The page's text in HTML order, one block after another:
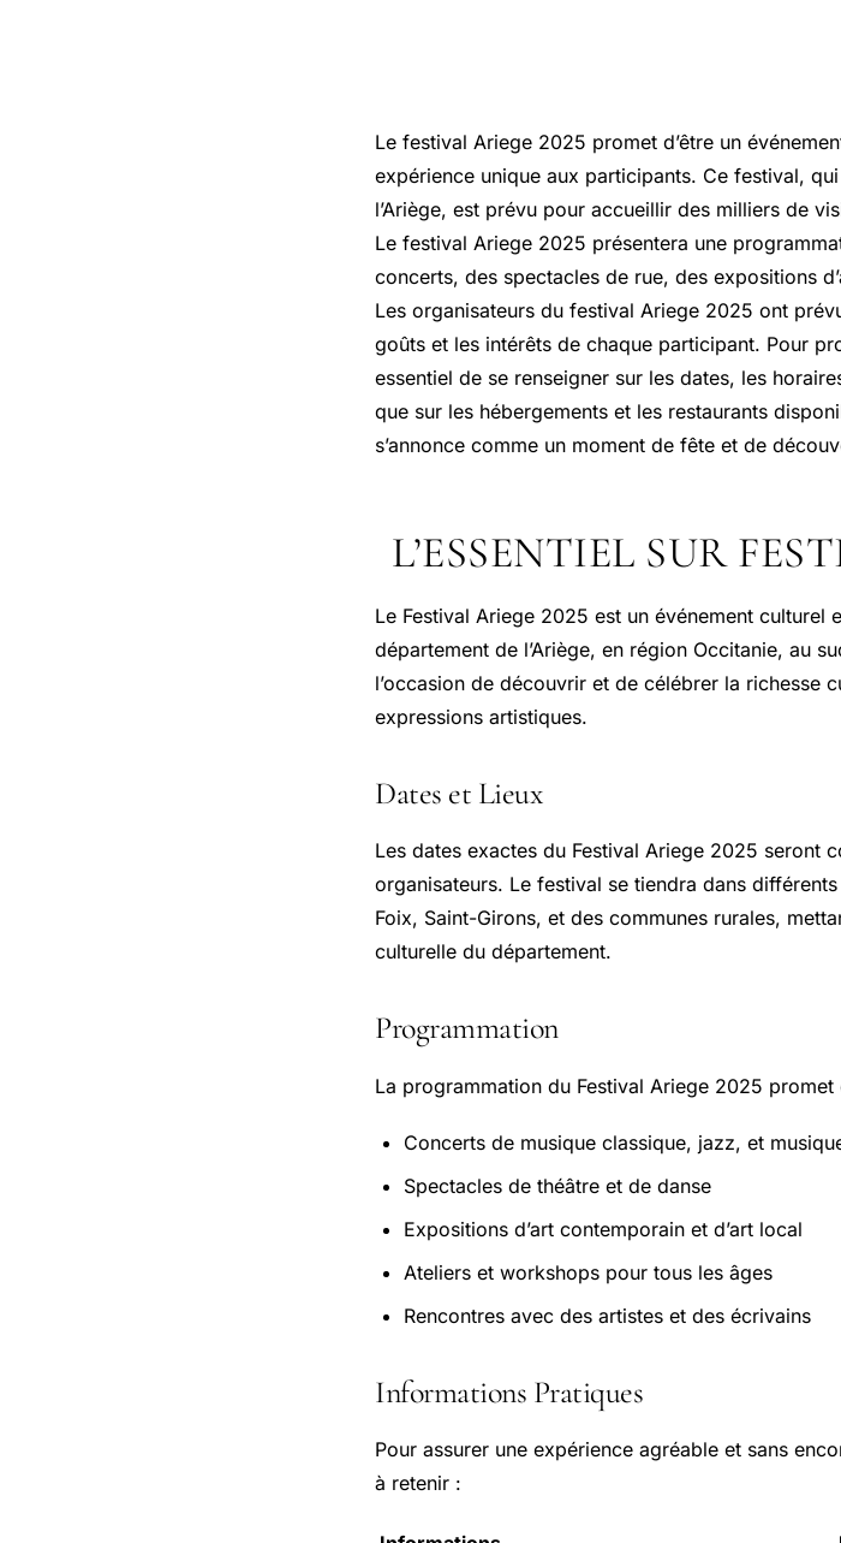
Le festival Ariege 2025 promet d’être un
expérience unique aux participants. Ce festival,
l’Ariège, est prévu pour accueillir des milliers de
Le festival Ariege 2025 présentera une
concerts, des spectacles de rue, des expositions
Les organisateurs du festival Ariege 2025 ont
goûts et les intérêts de chaque participant. Pour
essentiel de se renseigner sur les dates, les
que sur les hébergements et les restaurants
s’annonce comme un moment de fête et de
L’ESSENTIEL SUR
Le Festival Ariege 2025 est un événement culturel
département de l’Ariège, en région Occitanie, au
l’occasion de découvrir et de célébrer la richesse
expressions artistiques.
Dates et Lieux
Les dates exactes du Festival Ariege 2025 seront
organisateurs. Le festival se tiendra dans
Foix, Saint-Girons, et des communes rurales,
culturelle du département.
Programmation
La programmation du Festival Ariege 2025 promet
Concerts de musique classique, jazz, et
Spectacles de théâtre et de danse
Expositions d’art contemporain et d’art local
Ateliers et workshops pour tous les âges
Rencontres avec des artistes et des écrivains
Informations Pratiques
Pour assurer une expérience agréable et sans
à retenir :